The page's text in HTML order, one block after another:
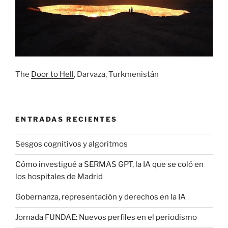
The Door to Hell, Darvaza, Turkmenistán
ENTRADAS RECIENTES
Sesgos cognitivos y algoritmos
Cómo investigué a SERMAS GPT, la IA que se coló en
los hospitales de Madrid
Gobernanza, representación y derechos en la IA
Jornada FUNDAE: Nuevos perfiles en el periodismo